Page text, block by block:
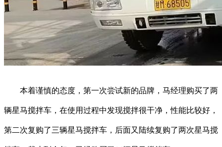
本着谨慎的态度，第一次尝试新的品牌，马经理购买了两
辆星马搅拌车，在使用过程中发现搅拌很干净，性能比较好，
第二次复购了三辆星马搅拌车，后面又陆续复购了两次星马搅